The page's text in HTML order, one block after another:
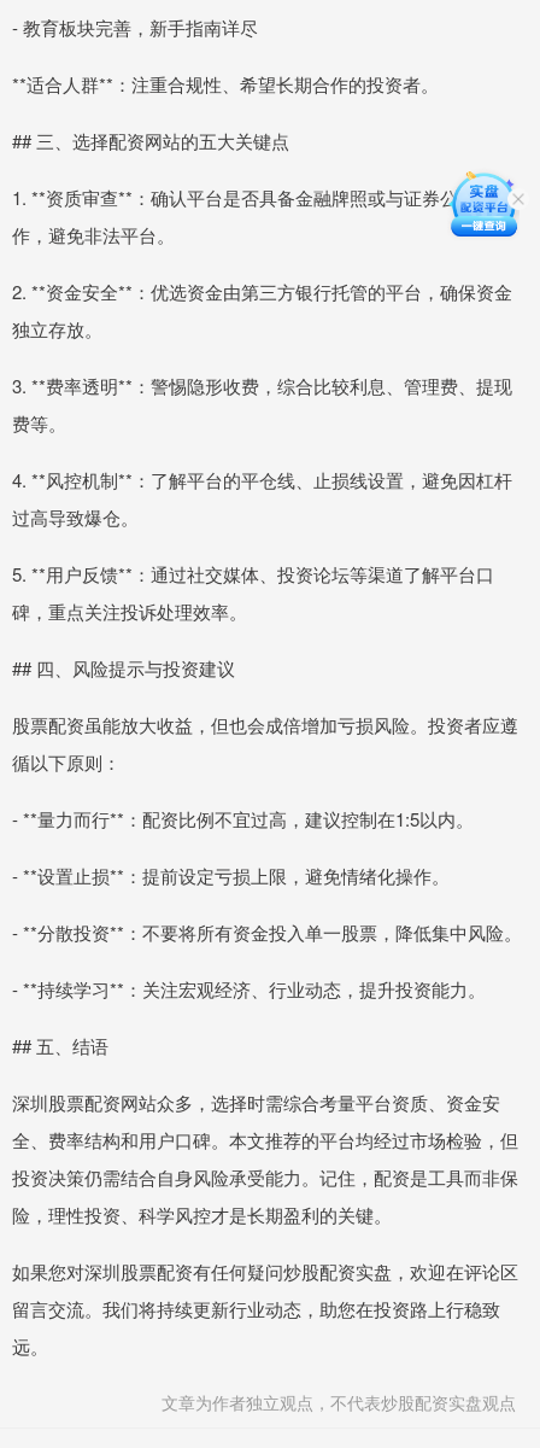
- 教育板块完善，新手指南详尽
**适合人群**：注重合规性、希望长期合作的投资者。
## 三、选择配资网站的五大关键点
1. **资质审查**：确认平台是否具备金融牌照或与证券公司合
作，避免非法平台。
2. **资金安全**：优选资金由第三方银行托管的平台，确保资金
独立存放。
3. **费率透明**：警惕隐形收费，综合比较利息、管理费、提现
费等。
4. **风控机制**：了解平台的平仓线、止损线设置，避免因杠杆
过高导致爆仓。
5. **用户反馈**：通过社交媒体、投资论坛等渠道了解平台口
碑，重点关注投诉处理效率。
## 四、风险提示与投资建议
股票配资虽能放大收益，但也会成倍增加亏损风险。投资者应遵
循以下原则：
- **量力而行**：配资比例不宜过高，建议控制在1:5以内。
- **设置止损**：提前设定亏损上限，避免情绪化操作。
- **分散投资**：不要将所有资金投入单一股票，降低集中风险。
- **持续学习**：关注宏观经济、行业动态，提升投资能力。
## 五、结语
深圳股票配资网站众多，选择时需综合考量平台资质、资金安
全、费率结构和用户口碑。本文推荐的平台均经过市场检验，但
投资决策仍需结合自身风险承受能力。记住，配资是工具而非保
险，理性投资、科学风控才是长期盈利的关键。
如果您对深圳股票配资有任何疑问炒股配资实盘，欢迎在评论区
留言交流。我们将持续更新行业动态，助您在投资路上行稳致
远。
文章为作者独立观点，不代表炒股配资实盘观点